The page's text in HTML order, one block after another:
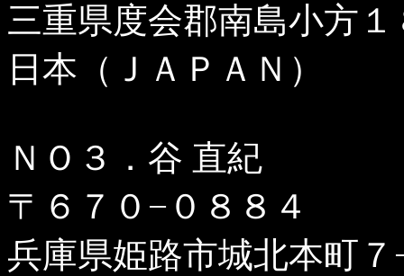
三重県度会郡南島小方
日本（ＪＡＰＡＮ）
ＮＯ３．谷 直紀
〒６７０−０８８４
兵庫県姫路市城北本町７